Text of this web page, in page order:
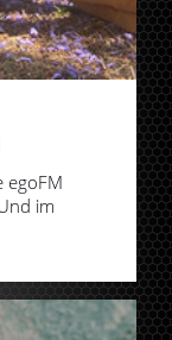
egoFM
im